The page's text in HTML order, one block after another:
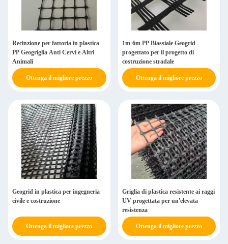
Recinzione per fattoria in plastica
PP Geogriglia Anti Cervi e Altri
Animali
Ottenga il migliore prezzo
1m-6m PP Biassiale Geogrid
progettato per il progetto di
costruzione stradale
Ottenga il migliore prezzo
Geogrid in plastica per ingegneria
civile e costruzione
Ottenga il migliore prezzo
Griglia di plastica resistente ai raggi
UV progettata per un'elevata
resistenza
Ottenga il migliore prezzo